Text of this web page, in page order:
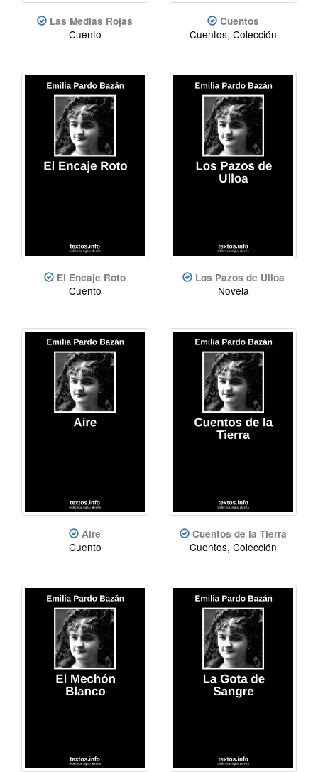
Las Medias Rojas
Cuento
Cuentos
Cuentos, Colección
El Encaje Roto
Cuento
Los Pazos de Ulloa
Novela
Aire
Cuento
Cuentos de la Tierra
Cuentos, Colección